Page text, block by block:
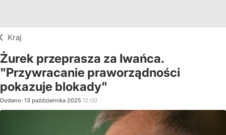
Kraj
Żurek przeprasza za Iwańca.
"Przywracanie praworządności
pokazuje blokady"
Dodano: 13 października 2025 12:00